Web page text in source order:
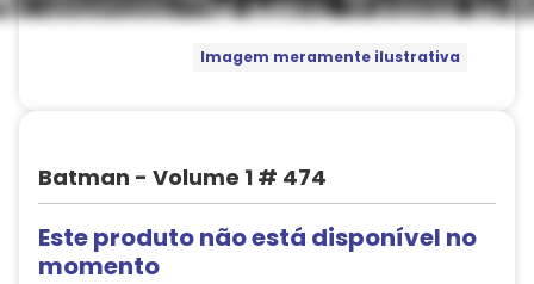
Imagem meramente ilustrativa
Batman - Volume 1 # 474
Este produto não está disponível no
momento